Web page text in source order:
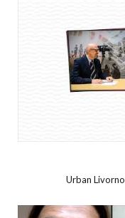
Urban Livorno